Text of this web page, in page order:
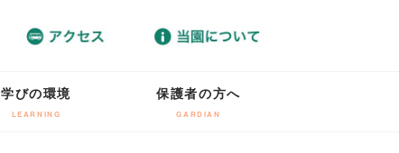
学びの環境
LEARNING
保護者の方へ
GARDIAN